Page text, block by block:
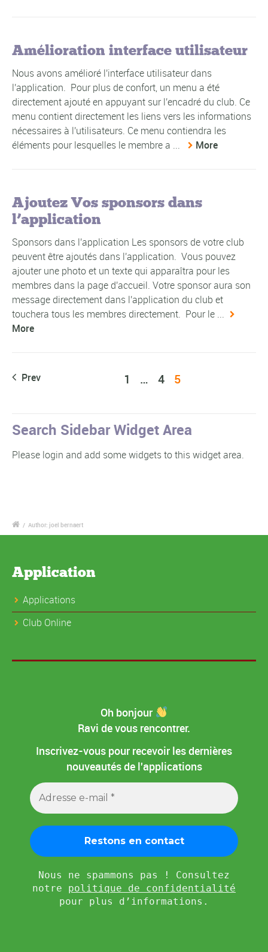
Amélioration interface utilisateur
Nous avons amélioré l'interface utilisateur dans
l'application. Pour plus de confort, un menu a été
directement ajouté en appuyant sur l'encadré du club. Ce
menu contient directement les liens vers les informations
nécessaires à l'utilisateurs. Ce menu contiendra les
éléments pour lesquelles le membre a ...
More
Ajoutez Vos sponsors dans
l’application
Sponsors dans l'application Les sponsors de votre club
peuvent être ajoutés dans l'application. Vous pouvez
ajouter une photo et un texte qui apparaîtra pour les
membres dans la page d'accueil. Votre sponsor aura son
message directement dans l'application du club et
touchera tous les membres directement. Pour le ...
More
Prev 1 … 4 5
Search Sidebar Widget Area
Please login and add some widgets to this widget area.
/ Author: joel bernaert
Application
Applications
Club Online
Oh bonjour
Ravi de vous rencontrer.
Inscrivez-vous pour recevoir les dernières
nouveautés de l'applications
Nous ne spammons pas ! Consultez
notre politique de confidentialité
pour plus d’informations.